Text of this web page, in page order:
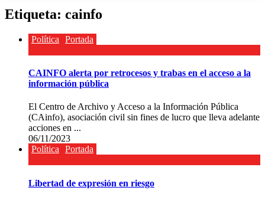
Etiqueta: cainfo
Política Portada
CAINFO alerta por retrocesos y trabas en el acceso a la
información pública
El Centro de Archivo y Acceso a la Información Pública
(CAinfo), asociación civil sin fines de lucro que lleva adelante
acciones en ...
06/11/2023
Política
Portada
Libertad de expresión en riesgo